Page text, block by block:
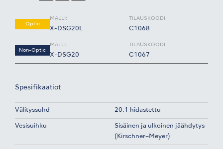
Optic
MALLI:
X-DSG20L
TILAUSKOODI:
C1068
Non-Optic
MALLI:
X-DSG20
TILAUSKOODI:
C1067
Spesifikaatiot
Välityssuhd 20:1 hidastettu
Vesisuihku
Sisäinen ja ulkoinen jäähdytys
(Kirschner–Meyer)